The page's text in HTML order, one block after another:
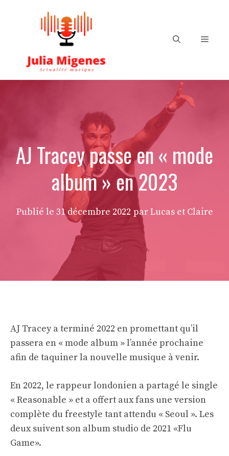
Menu
AJ Tracey passe en « mode
album » en 2023
Publié le 31 décembre 2022 par Lucas et Claire
AJ Tracey a terminé 2022 en promettant qu’il
passera en « mode album » l’année prochaine
afin de taquiner la nouvelle musique à venir.
En 2022, le rappeur londonien a partagé le single
« Reasonable » et a offert aux fans une version
complète du freestyle tant attendu « Seoul ». Les
deux suivent son album studio de 2021 «Flu
Game».